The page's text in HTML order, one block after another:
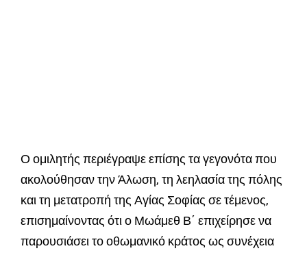
Ο ομιλητής περιέγραψε επίσης τα γεγονότα που
ακολούθησαν την Άλωση, τη λεηλασία της πόλης
και τη μετατροπή της Αγίας Σοφίας σε τέμενος,
επισημαίνοντας ότι ο Μωάμεθ Β΄ επιχείρησε να
παρουσιάσει το οθωμανικό κράτος ως συνέχεια